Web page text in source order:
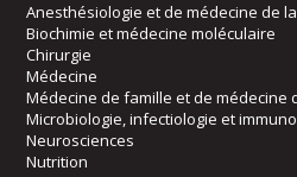
Anesthésiologie et de médecine de
Biochimie et médecine moléculaire
Chirurgie
Médecine
Médecine de famille et de médecine
Microbiologie, infectiologie et
Neurosciences
Nutrition